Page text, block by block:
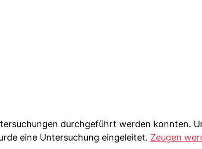
durchgeführt werden konnten.
eine Untersuchung eingeleitet. Zeugen